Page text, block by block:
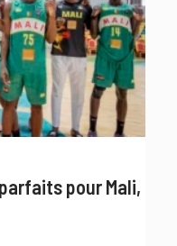
pour Mali,